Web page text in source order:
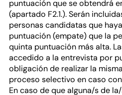
puntuación que se obtendrá
(apartado F2.1.). Serán
personas candidatas que
puntuación (empate) que la
quinta puntuación más alta.
accedido a la entrevista por
obligación de realizar la
proceso selectivo en caso
En caso de que alguna/s de